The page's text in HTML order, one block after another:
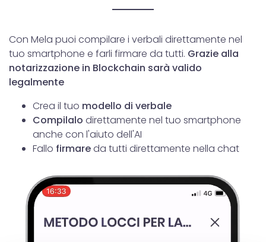
Con Mela puoi compilare i verbali direttamente nel
tuo smartphone e farli firmare da tutti. Grazie alla
notarizzazione in Blockchain sarà valido
legalmente
Crea il tuo modello di verbale
Compilalo direttamente nel tuo smartphone
anche con l'aiuto dell'AI
Fallo firmareda tutti direttamente nella chat